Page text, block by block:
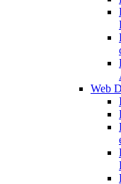
Web